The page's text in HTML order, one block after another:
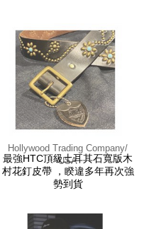
Hollywood Trading Company/
USA
最強HTC頂級土耳其石寬版木
村花釘皮帶 ，睽違多年再次強
勢到貨